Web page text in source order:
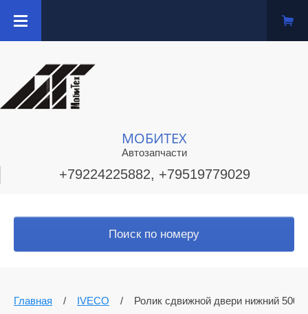
МОБИТЕХ
Автозапчасти
+79224225882, +79519779029
Поиск по номеру
Главная / IVECO / Ролик сдвижной двери нижний